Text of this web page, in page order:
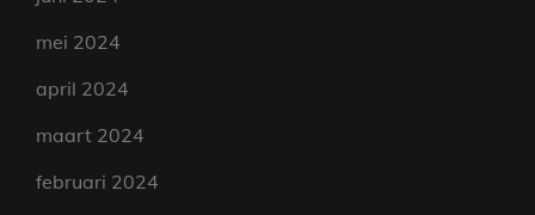
mei 2024
april 2024
maart 2024
februari 2024